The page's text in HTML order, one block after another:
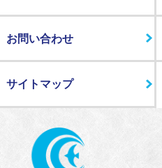
お問い合わせ
サイトマップ